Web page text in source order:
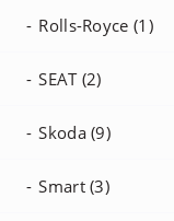
Rolls-Royce (1)
SEAT (2)
Skoda (9)
Smart (3)